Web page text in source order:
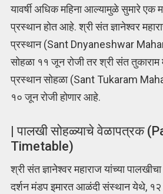
यावर्षी अधिक महिना आल्यामुळे सुमारे एक
प्रस्थान होत आहे. श्री संत ज्ञानेश्वर
प्रस्थान (Sant Dnyaneshwar
सोहळा ११ जून रोजी तर श्री संत तुकाराम
प्रस्थान सोहळा (Sant Tukaram
१० जून रोजी होणार आहे.
| पालखी सोहळ्याचे वेळापत्रक
Timetable)
श्री संत ज्ञानेश्वर महाराज यांच्या
दर्शन मंडप इमारत आळंदी संस्थान येथे,